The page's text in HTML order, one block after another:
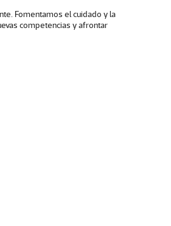
Fomentamos el cuidado y la
competencias y afrontar